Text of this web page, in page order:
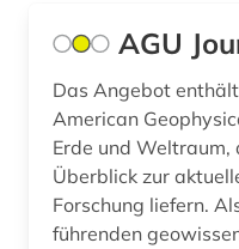
serbien (1)
sigmund (1)
skandinavien (1)
slavistik (1)
slawistik (1)
AGU
Das Angebot
American
Erde und
Überblick zur
Forschung liefern.
führenden